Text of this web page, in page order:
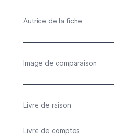
Autrice de la fiche
Image de comparaison
Livre de raison
Livre de comptes